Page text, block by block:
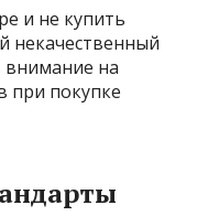
и не купить
некачественный
внимание на
при покупке